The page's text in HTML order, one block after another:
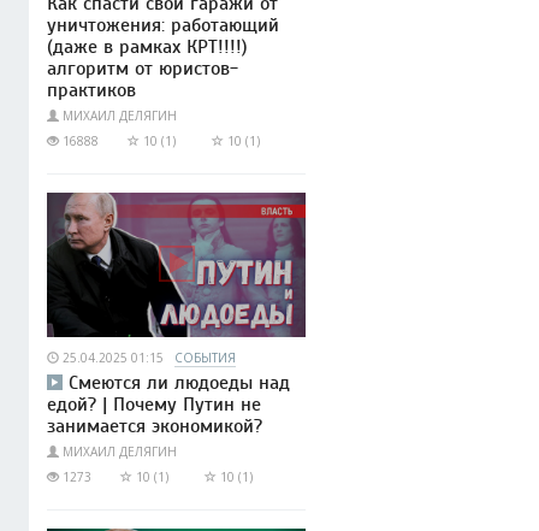
уничтожения: работающий
(даже в рамках КРТ!!!!)
алгоритм от юристов-
практиков
МИХАИЛ ДЕЛЯГИН
16888
10 (1) 10 (1)
25.04.2025 01:15 СОБЫТИЯ
Смеются ли людоеды над
едой? | Почему Путин не
занимается экономикой?
МИХАИЛ ДЕЛЯГИН
1273
10 (1) 10 (1)